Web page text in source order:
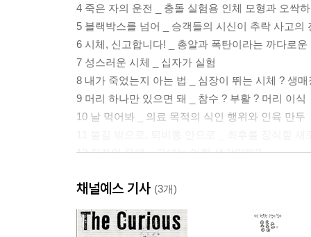
4 죽은 자의 운전 _ 충돌 실험용 인체 모형과 오싹
5 블랙박스를 넘어 _ 승객들의 시신이 추락 사고의
6 시체, 신고합니다! _ 총알과 폭탄이라는 까다로운
7 성스러운 시체 _ 십자가 실험
8 내가 죽었는지 아는 법 _ 심장이 뛰는 시체 ? 생
9 머리 하나만 있으면 돼 _ 참수 ? 부활 ? 머리 이식
10 날 먹어봐 _ 의료 목적의 식인 행위와 인육 만두
12 저자의 유해 _ 그녀는 어쩔 생각일까?
참고문헌
채널예스 기사 (3개)